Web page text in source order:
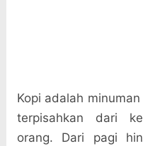
Kopi adalah
terpisahkan dari
orang. Dari pagi